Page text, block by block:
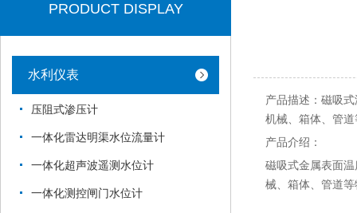
PRODUCT DISPLAY
水利仪表
压阻式渗压计
一体化雷达明渠水位流量计
一体化超声波遥测水位计
一体化测控闸门水位计
产品描述：磁吸
机械、箱体、管
产品介绍：
磁吸式金属表面
械、箱体、管道